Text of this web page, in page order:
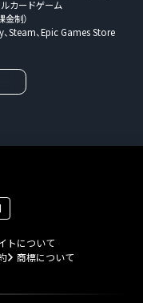
違反する場合
ください。
下の注意事項を
ご確認の上、ご
」に同意いた
続料や通信料
す。
カードゲーム
金制）
Steam、Epic Games Store
トについて
商標について